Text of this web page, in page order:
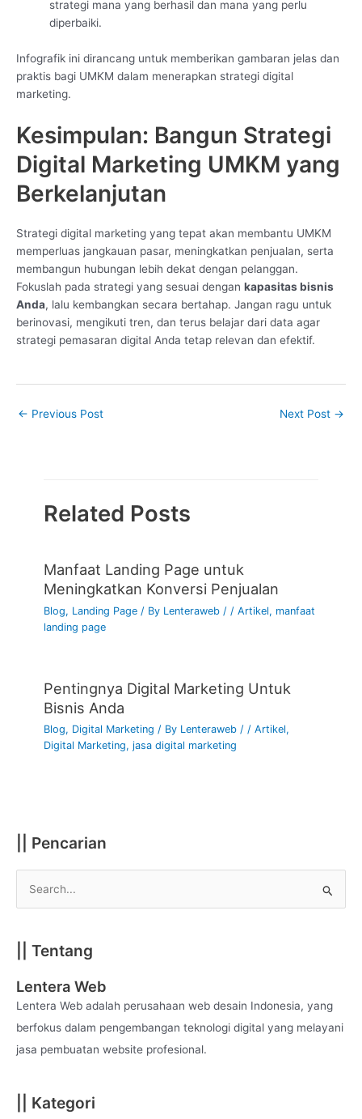
strategi mana yang berhasil dan mana yang perlu
diperbaiki.
Infografik ini dirancang untuk memberikan gambaran jelas dan
praktis bagi UMKM dalam menerapkan strategi digital
marketing.
Kesimpulan: Bangun Strategi
Digital Marketing UMKM yang
Berkelanjutan
Strategi digital marketing yang tepat akan membantu UMKM
memperluas jangkauan pasar, meningkatkan penjualan, serta
membangun hubungan lebih dekat dengan pelanggan.
Fokuslah pada strategi yang sesuai dengan kapasitas bisnis
Anda, lalu kembangkan secara bertahap. Jangan ragu untuk
berinovasi, mengikuti tren, dan terus belajar dari data agar
strategi pemasaran digital Anda tetap relevan dan efektif.
← Previous Post Next Post →
Related Posts
Manfaat Landing Page untuk
Meningkatkan Konversi Penjualan
Blog, Landing Page / By Lenteraweb / /Artikel, manfaat
landing page
Pentingnya Digital Marketing Untuk
Bisnis Anda
Blog, Digital Marketing / By Lenteraweb//Artikel,
Digital Marketing,jasa digital marketing
|| Pencarian
r
c
h
f
o
|| Tentang
Lentera Web
Lentera Web adalah perusahaan web desain Indonesia, yang
berfokus dalam pengembangan teknologi digital yang melayani
jasa pembuatan website profesional.
|| Kategori